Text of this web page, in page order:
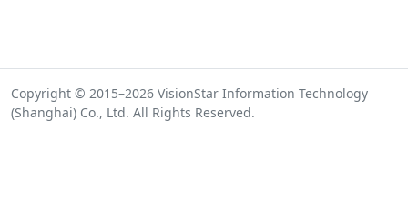
Copyright © 2015–2026 VisionStar Information Technology
(Shanghai) Co., Ltd. All Rights Reserved.